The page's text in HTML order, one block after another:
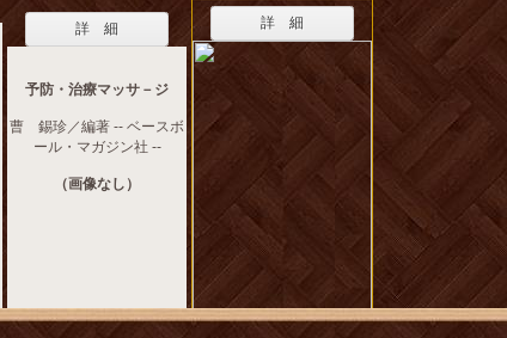
詳 細
予防・治療マッサ－ジ
曹 錫珍／編著 -- ベースボ
ール・マガジン社 --
（画像なし）
詳 細